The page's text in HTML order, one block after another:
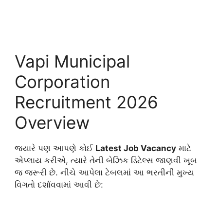
Vapi Municipal
Corporation
Recruitment 2026
Overview
જ્યારે પણ આપણે કોઈ Latest Job Vacancy માટે
એપ્લાય કરીએ, ત્યારે તેની બેઝિક ડિટેલ્સ જાણવી ખૂબ
જ જરૂરી છે. નીચે આપેલા ટેબલમાં આ ભરતીની મુખ્ય
વિગતો દર્શાવવામાં આવી છે: